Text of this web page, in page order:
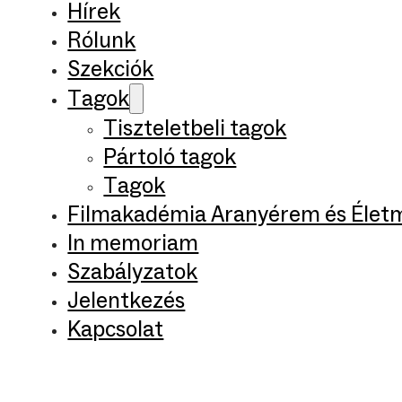
Hírek
Rólunk
Szekciók
Tagok
Tiszteletbeli tagok
Pártoló tagok
Tagok
Filmakadémia Aranyérem és
In memoriam
Szabályzatok
Jelentkezés
Kapcsolat